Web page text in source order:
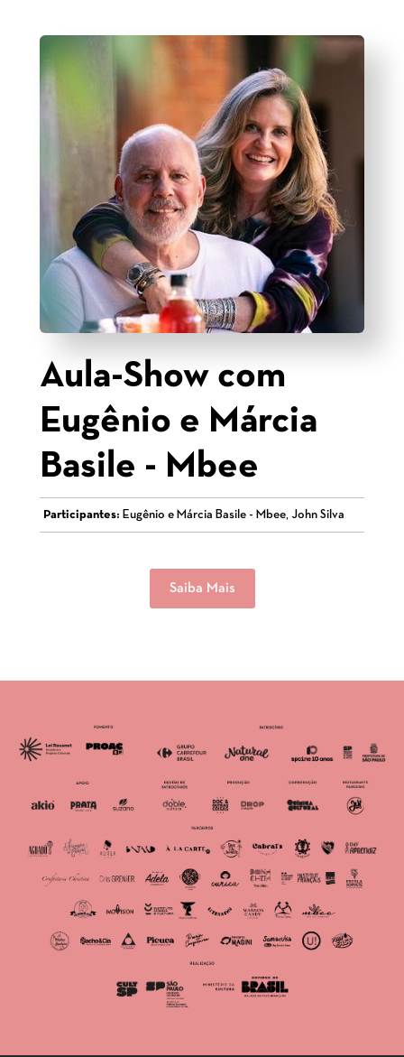
Aula-Show com
Eugênio e Márcia
Basile - Mbee
Participantes: Eugênio e Márcia Basile - Mbee, John Silva
Saiba Mais